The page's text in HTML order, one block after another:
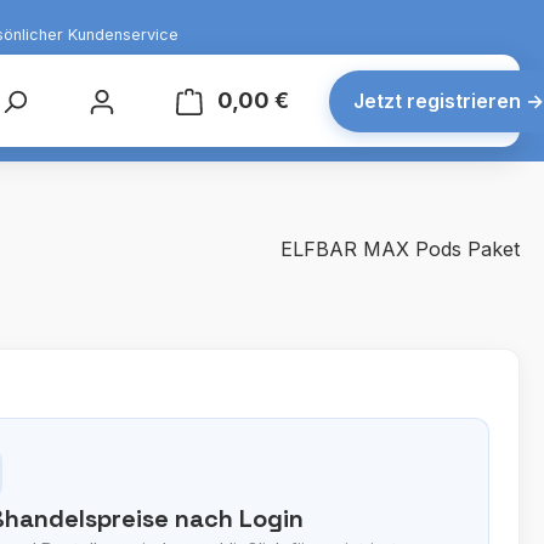
Kundenservice
0,00 € Warenkorb enthält 0
Jetzt registrieren →
ELFBAR MAX Pods Paket
nach Login